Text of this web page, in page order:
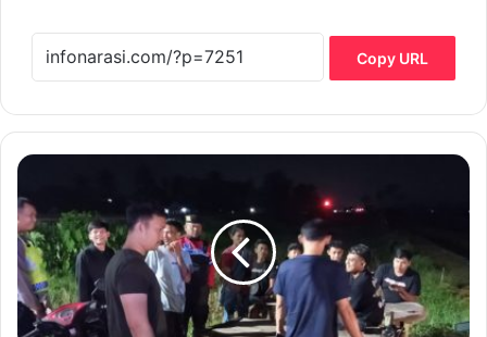
Copy URL
C
g
a
h
K
e